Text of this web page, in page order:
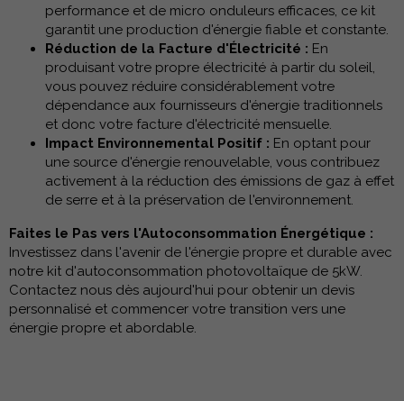
performance et de micro onduleurs efficaces, ce kit
garantit une production d'énergie fiable et constante.
Réduction de la Facture d'Électricité : En
produisant votre propre électricité à partir du soleil,
vous pouvez réduire considérablement votre
dépendance aux fournisseurs d'énergie traditionnels
et donc votre facture d'électricité mensuelle.
Impact Environnemental Positif : En optant pour
une source d'énergie renouvelable, vous contribuez
activement à la réduction des émissions de gaz à effet
de serre et à la préservation de l'environnement.
Faites le Pas vers l'Autoconsommation Énergétique :
Investissez dans l'avenir de l'énergie propre et durable avec
notre kit d'autoconsommation photovoltaïque de 5kW.
Contactez nous dès aujourd'hui pour obtenir un devis
personnalisé et commencer votre transition vers une
énergie propre et abordable.